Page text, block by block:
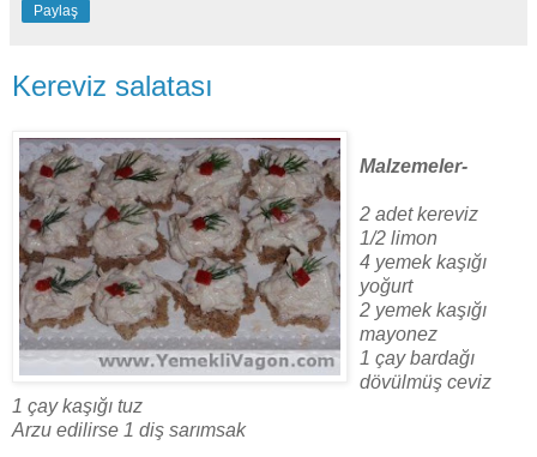
Paylaş
Kereviz salatası
Malzemeler-
2 adet kereviz
1/2 limon
4 yemek kaşığı
yoğurt
2 yemek kaşığı
mayonez
1 çay bardağı
dövülmüş ceviz
1 çay kaşığı tuz
Arzu edilirse 1 diş sarımsak